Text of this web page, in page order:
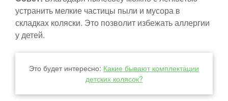
устранить мелкие частицы пыли и мусора в
складках коляски. Это позволит избежать аллергии
у детей.
Это будет интересно: Какие бывают комплектации
детских колясок?